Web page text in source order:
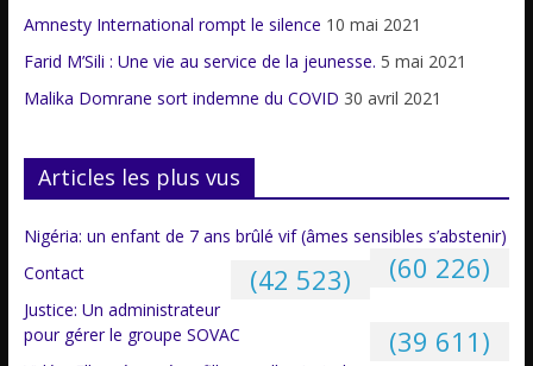
Amnesty International rompt le silence 10 mai 2021
Farid M’Sili : Une vie au service de la jeunesse. 5 mai 2021
Malika Domrane sort indemne du COVID 30 avril 2021
Articles les plus vus
Nigéria: un enfant de 7 ans brûlé vif (âmes sensibles s’abstenir)
(60 226)
Contact (42 523)
Justice: Un administrateur
pour gérer le groupe SOVAC
(39 611)